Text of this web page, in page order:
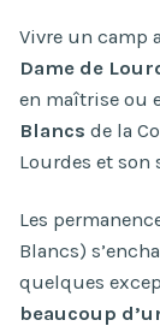
Vivre un camp
Dame de
en maîtrise ou
Blancs de la
Lourdes et son
Les
Blancs)
quelques
beaucoup